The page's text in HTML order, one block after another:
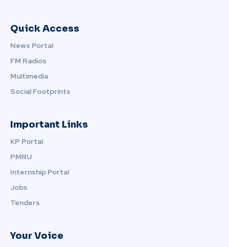
Quick Access
News Portal
FM Radios
Multimedia
Social Footprints
Important Links
KP Portal
PMRU
Internship Portal
Jobs
Tenders
Your Voice